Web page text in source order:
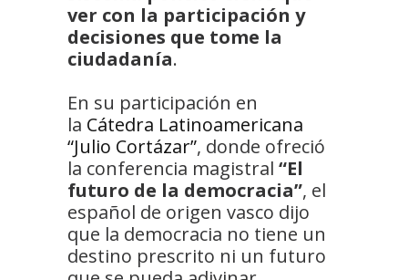
ver con la participación y
decisiones que tome la
ciudadanía.
En su participación en
la Cátedra Latinoamericana
“Julio Cortázar”, donde ofreció
la conferencia magistral “El
futuro de la democracia”, el
español de origen vasco dijo
que la democracia no tiene un
destino prescrito ni un futuro